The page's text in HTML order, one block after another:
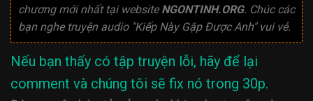
chương mới nhất tại website NGONTINH.ORG. Chúc các
bạn nghe truyện audio "Kiếp Này Gặp Được Anh" vui vẻ.
Nếu bạn thấy có tập truyện lỗi, hãy để lại
comment và chúng tôi sẽ fix nó trong 30p.